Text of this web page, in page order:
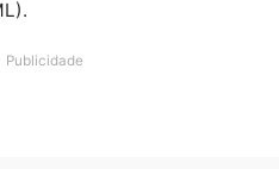
trator e acabou sofrendo